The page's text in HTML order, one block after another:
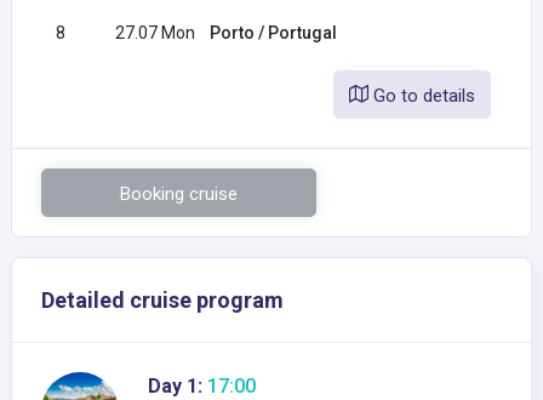
8 27.07 Mon Porto / Portugal
Go to details
Booking cruise
Detailed cruise program
Day 1: 17:00